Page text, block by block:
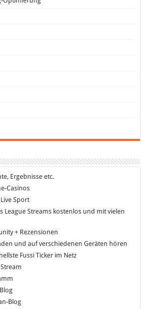
Ergebnisse etc.
Casinos
Sport
League Streams kostenlos und mit vielen
+ Rezensionen
und auf verschiedenen Geräten hören
Fussi Ticker im Netz
Blog